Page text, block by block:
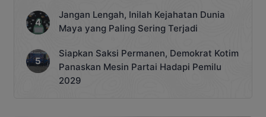
Jangan Lengah, Inilah Kejahatan Dunia
Maya yang Paling Sering Terjadi
Siapkan Saksi Permanen, Demokrat Kotim
Panaskan Mesin Partai Hadapi Pemilu
2029